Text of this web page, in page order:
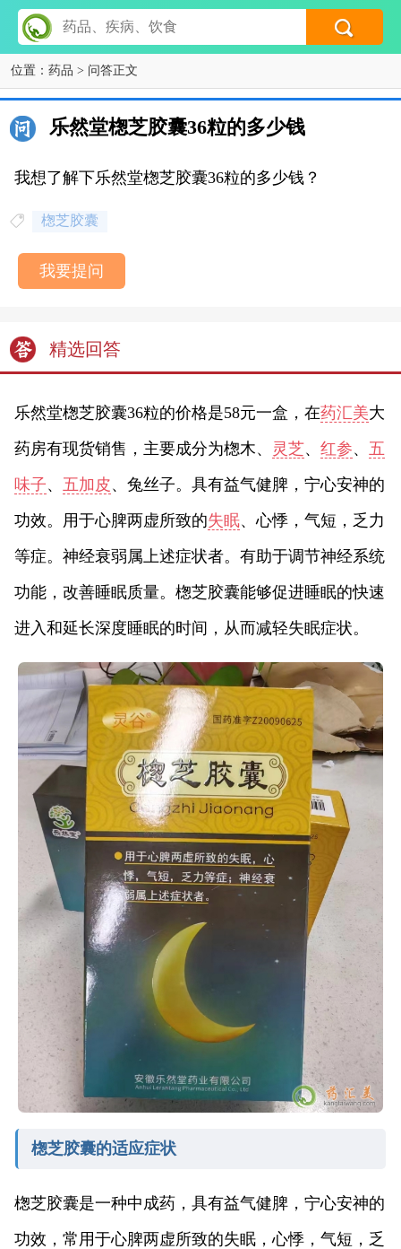
位置： 药品 > 问答正文
乐然堂楤芝胶囊36粒的多少钱
我想了解下乐然堂楤芝胶囊36粒的多少钱？
楤芝胶囊
我要提问
精选回答
乐然堂楤芝胶囊36粒的价格是58元一盒，在药汇美大
药房有现货销售，主要成分为楤木、 灵芝、 红参、 五
味子、 五加皮、兔丝子。具有益气健脾，宁心安神的
功效。用于心脾两虚所致的失眠、心悸，气短，乏力
等症。神经衰弱属上述症状者。有助于调节神经系统
功能，改善睡眠质量。楤芝胶囊能够促进睡眠的快速
进入和延长深度睡眠的时间，从而减轻失眠症状。
楤芝胶囊的适应症状
楤芝胶囊是一种中成药，具有益气健脾，宁心安神的
功效，常用于心脾两虚所致的失眠，心悸，气短，乏